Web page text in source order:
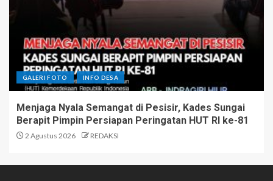
GALERI FOTO INFO DESA
Menjaga Nyala Semangat di Pesisir, Kades Sungai
Berapit Pimpin Persiapan Peringatan HUT RI ke-81
2 Agustus 2026 REDAKSI